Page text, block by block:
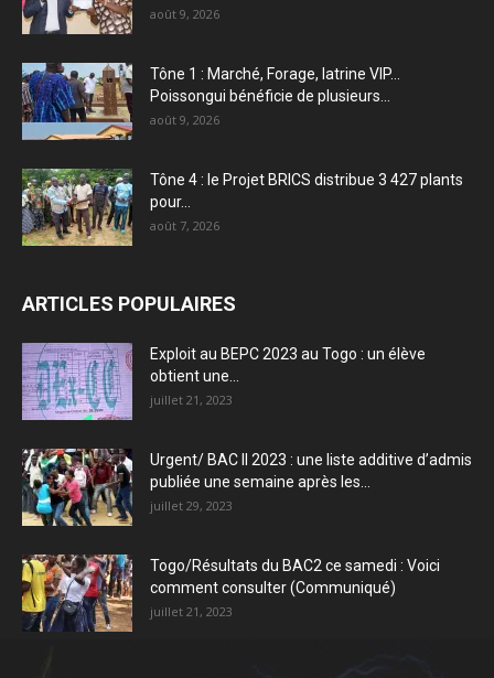
août 9, 2026
Tône 1 : Marché, Forage, latrine VIP…
Poissongui bénéficie de plusieurs...
août 9, 2026
Tône 4 : le Projet BRICS distribue 3 427 plants
pour...
août 7, 2026
ARTICLES POPULAIRES
Exploit au BEPC 2023 au Togo : un élève
obtient une...
juillet 21, 2023
Urgent/ BAC II 2023 : une liste additive d’admis
publiée une semaine après les...
juillet 29, 2023
Togo/Résultats du BAC2 ce samedi : Voici
comment consulter (Communiqué)
juillet 21, 2023